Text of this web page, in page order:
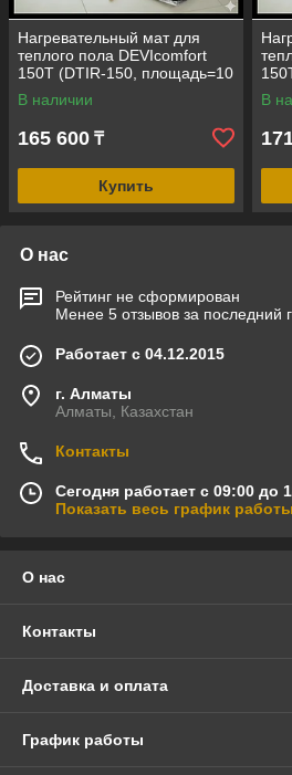
Нагревательный мат для
теплого пола DEVIcomfort
150T (DTIR-150, площадь=10
кв.м, 1500 Вт, размер=0,5
м*20 м)
В наличии
165 600 ₸
Купить
В
О нас
Рейтинг не сформирован
Менее 5 отзывов за последний
Работает с 04.12.2015
г. Алматы
Алматы, Казахстан
Контакты
Сегодня работает с 09:00 до
Показать весь график работы
О нас
Контакты
Доставка и оплата
График работы